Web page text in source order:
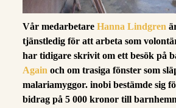
Vår medarbetareHanna Lindgren
tjänstledig för att arbeta som
har tidigare skrivit om ett besök på
Again och om trasiga fönster som
malariamyggor. inobi bestämde sig
bidrag på 5 000 kronor till